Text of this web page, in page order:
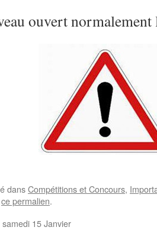
ouvert
dansCompétitions et Concours,
ce permalien.
samedi 15 Janvier